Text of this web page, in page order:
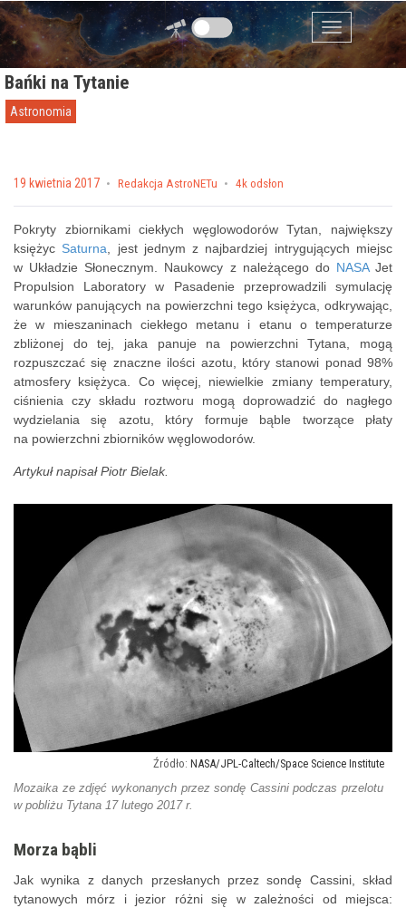
Przejdź do zawartości
Menu
Bańki na Tytanie
Astronomia
Posted on
19 kwietnia 2017 by Redakcja AstroNETu 4k odsłon
Pokryty zbiornikami ciekłych węglowodorów Tytan, największy
księżyc Saturna , jest jednym z najbardziej intrygujących miejsc
w Układzie Słonecznym. Naukowcy z należącego do NASAJet
Propulsion Laboratory w Pasadenie przeprowadzili symulację
warunków panujących na powierzchni tego księżyca, odkrywając,
że w mieszaninach ciekłego metanu i etanu o temperaturze
zbliżonej do tej, jaka panuje na powierzchni Tytana, mogą
rozpuszczać się znaczne ilości azotu, który stanowi ponad 98%
atmosfery księżyca. Co więcej, niewielkie zmiany temperatury,
ciśnienia czy składu roztworu mogą doprowadzić do nagłego
wydzielania się azotu, który formuje bąble tworzące płaty
na powierzchni zbiorników węglowodorów.
Artykuł napisał Piotr Bielak.
NASA/JPL-Caltech/Space Science Institute
Mozaika ze zdjęć wykonanych przez sondę Cassini podczas przelotu
w pobliżu Tytana 17 lutego 2017 r.
Morza bąbli
Jak wynika z danych przesłanych przez sondę Cassini, skład
tytanowych mórz i jezior różni się w zależności od miejsca: